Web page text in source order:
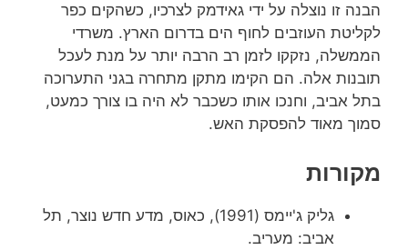
הבנה זו נוצלה על ידי גאידמק לצרכיו, כשהקים כפר
לקליטת העוזבים לחוף הים בדרום הארץ. משרדי
הממשלה, נזקקו לזמן רב הרבה יותר על מנת לעכל
תובנות אלה. הם הקימו מתקן מתחרה בגני התערוכה
בתל אביב, וחנכו אותו כשכבר לא היה בו צורך כמעט,
סמוך מאוד להפסקת האש.
מקורות
גליק ג'יימס (1991), כאוס, מדע חדש נוצר, תל
אביב: מעריב.